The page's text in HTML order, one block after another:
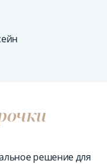
решение для